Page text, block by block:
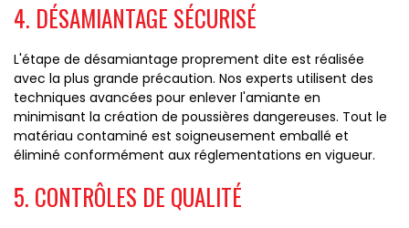
4. DÉSAMIANTAGE SÉCURISÉ
L'étape de désamiantage proprement dite est réalisée
avec la plus grande précaution. Nos experts utilisent des
techniques avancées pour enlever l'amiante en
minimisant la création de poussières dangereuses. Tout le
matériau contaminé est soigneusement emballé et
éliminé conformément aux réglementations en vigueur.
5. CONTRÔLES DE QUALITÉ